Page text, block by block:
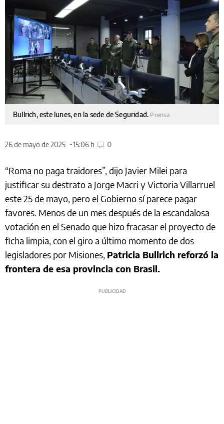
Bullrich, este lunes, en la sede de Seguridad. Prensa
26 de mayo de 2025 15:06 h 0
“Roma no paga traidores”, dijo Javier Milei para
justificar su destrato a Jorge Macri y Victoria Villarruel
este 25 de mayo, pero el Gobierno sí parece pagar
favores. Menos de un mes después de la escandalosa
votación en el Senado que hizo fracasar el proyecto de
ficha limpia, con el giro a último momento de dos
legisladores por Misiones, Patricia Bullrich reforzó la
frontera de esa provincia con Brasil.